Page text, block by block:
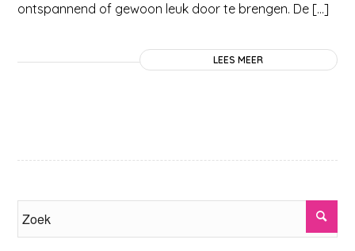
ontspannend of gewoon leuk door te brengen. De […]
LEES MEER